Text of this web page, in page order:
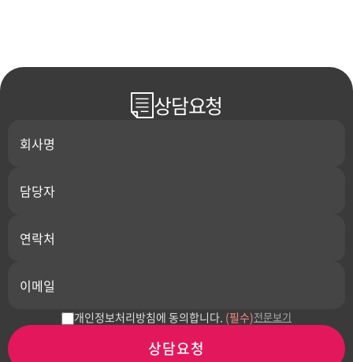
상담요청
개인정보처리방침에 동의합니다. (필수)전문보기
상담요청